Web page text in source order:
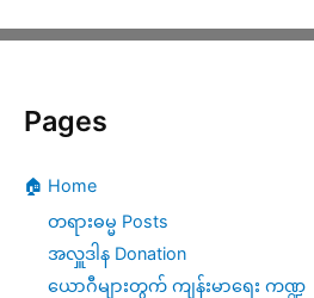
Pages
🏠 Home
တရားဓမ္မ Posts
အလှူဒါန Donation
ယောဂီများတွက် ကျန်းမာရေး ကဏ္ဍ